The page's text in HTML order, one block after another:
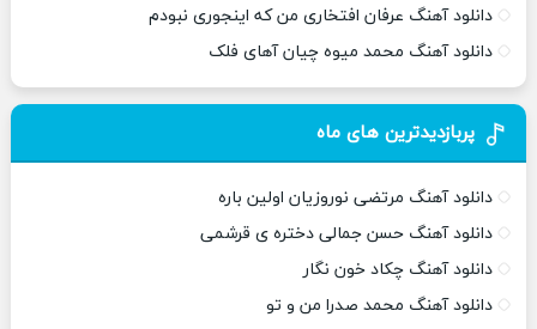
دانلود آهنگ عرفان افتخاری من که اینجوری نبودم
دانلود آهنگ محمد میوه چیان آهای فلک
پربازدیدترین های ماه
دانلود آهنگ مرتضی نوروزیان اولین باره
دانلود آهنگ حسن جمالی دختره ی قرشمی
دانلود آهنگ چکاد خون نگار
دانلود آهنگ محمد صدرا من و تو